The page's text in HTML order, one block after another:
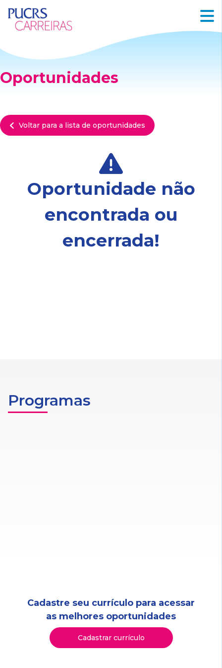
Oportunidades
Voltar para a lista de oportunidades
Oportunidade não
encontrada ou
encerrada!
Programas
Cadastre seu currículo para acessar
as melhores oportunidades
Cadastrar currículo